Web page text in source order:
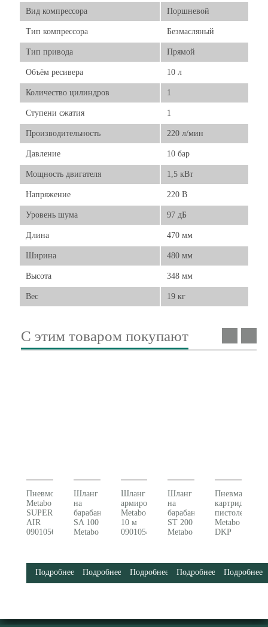
Вид компрессора Поршневой
Тип компрессора Безмасляный
Тип привода Прямой
Объём ресивера 10 л
Количество цилиндров 1
Ступени сжатия 1
Производительность 220 л/мин
Давление 10 бар
Мощность двигателя 1,5 кВт
Напряжение 220 В
Уровень шума 97 дБ
Длина 470 мм
Ширина 480 мм
Высота 348 мм
Вес 19 кг
С этим товаром покупают
Пневмошланг
Metabo
SUPER
AIR
0901056056
Подробнее
Шланг
на
барабане
SA 100
Metabo
Подробнее
Шланг
армированный
Metabo
10 м
0901054924
Подробнее
Шланг
на
барабане
ST 200
Metabo
Подробнее
картриджный
пистолет
Metabo
DKP
Подробнее